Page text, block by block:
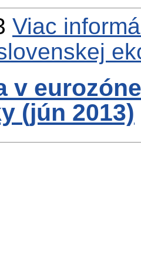
Viac
v
(jún 2013)